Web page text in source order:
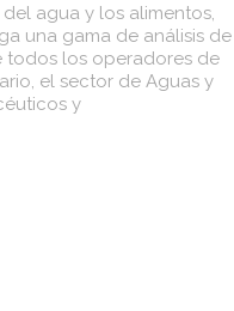
agua y los alimentos,
una gama de análisis de
todos los operadores de
el sector de Aguas y
y